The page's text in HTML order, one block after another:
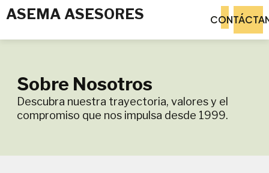
ASEMA ASESORES
Sobre Nosotros
Descubra nuestra trayectoria, valores y el
compromiso que nos impulsa desde 1999.